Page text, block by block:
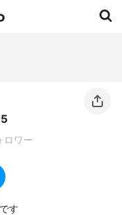
ロワー
す